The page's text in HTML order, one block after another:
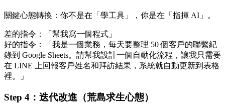
關鍵心態轉換：你不是在「學工具」，你是在「指揮 AI」。
差的指令：「幫我寫一個程式」
好的指令：「我是一個業務，每天要整理 50 個客戶的聯繫紀
錄到 Google Sheets。請幫我設計一個自動化流程，讓我只需要
在 LINE 上回報客戶姓名和拜訪結果，系統就自動更新到表格
裡。」
Step 4：迭代改進（荒島求生心態）